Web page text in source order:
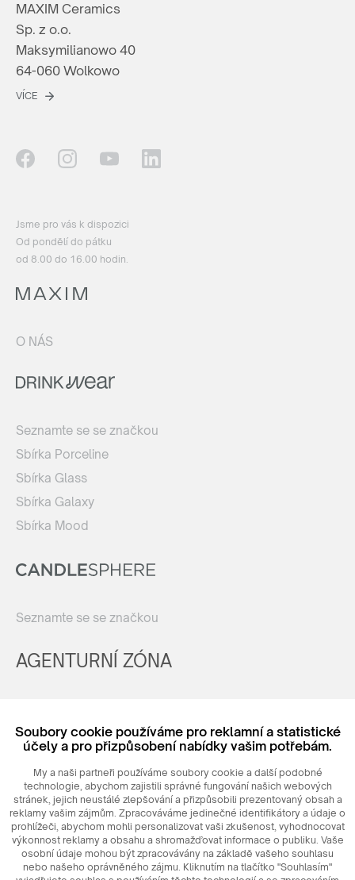
MAXIM Ceramics
Sp. z o.o.
Maksymilianowo 40
64-060 Wolkowo
VÍCE
Jsme pro vás k dispozici
Od pondělí do pátku
od 8.00 do 16.00 hodin.
O NÁS
Seznamte se se značkou
Sbírka Porceline
Sbírka Glass
Sbírka Galaxy
Sbírka Mood
Seznamte se se značkou
AGENTURNÍ ZÓNA
Login
© 2026MAXIM Ceramics Sp. z o. o.
Soubory cookie používáme pro reklamní a statistické
účely a pro přizpůsobení nabídky vašim potřebám.
My a naši partneři používáme soubory cookie a další podobné
technologie, abychom zajistili správné fungování našich webových
stránek, jejich neustálé zlepšování a přizpůsobili prezentovaný obsah a
reklamy vašim zájmům. Zpracováváme jedinečné identifikátory a údaje o
prohlížeči, abychom mohli personalizovat vaši zkušenost, vyhodnocovat
výkonnost reklamy a obsahu a shromažďovat informace o publiku. Vaše
osobní údaje mohou být zpracovávány na základě vašeho souhlasu
nebo našeho oprávněného zájmu. Kliknutím na tlačítko "Souhlasím"